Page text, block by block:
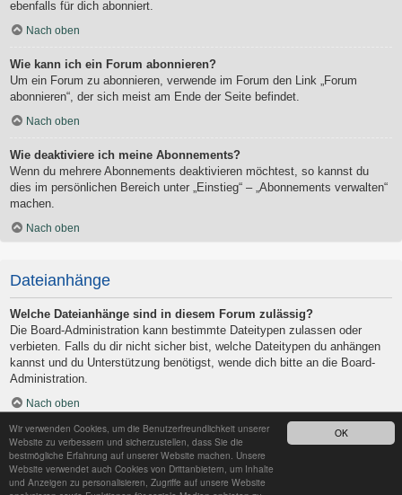
OK
Wir verwenden Cookies, um die Benutzerfreundlichkeit unserer
Website zu verbessern und sicherzustellen, dass Sie die
bestmögliche Erfahrung auf unserer Website machen. Unsere
Website verwendet auch Cookies von Drittanbietern, um Inhalte
und Anzeigen zu personalisieren, Zugriffe auf unsere Website
ebenfalls für dich abonniert.
Nach oben
Wie kann ich ein Forum abonnieren?
Um ein Forum zu abonnieren, verwende im Forum den Link „Forum
abonnieren“, der sich meist am Ende der Seite befindet.
Nach oben
Wie deaktiviere ich meine Abonnements?
Wenn du mehrere Abonnements deaktivieren möchtest, so kannst du
dies im persönlichen Bereich unter „Einstieg“ – „Abonnements verwalten“
machen.
Nach oben
Dateianhänge
Welche Dateianhänge sind in diesem Forum zulässig?
Die Board-Administration kann bestimmte Dateitypen zulassen oder
verbieten. Falls du dir nicht sicher bist, welche Dateitypen du anhängen
kannst und du Unterstützung benötigst, wende dich bitte an die Board-
Administration.
Nach oben
Kann ich eine Übersicht all meiner Dateianhänge erhalten?
Um eine Liste all deiner Dateianhänge zu erhalten, gehe in den
persönlichen Bereich. Dort findest du unter „Einstieg“ einen Punkt
„Dateianhänge verwalten“, über den du eine Liste deiner Dateianhänge